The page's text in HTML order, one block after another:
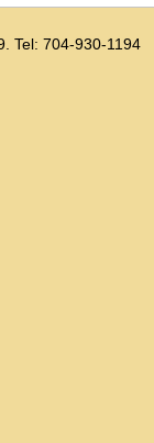
Tel: 704-930-1194